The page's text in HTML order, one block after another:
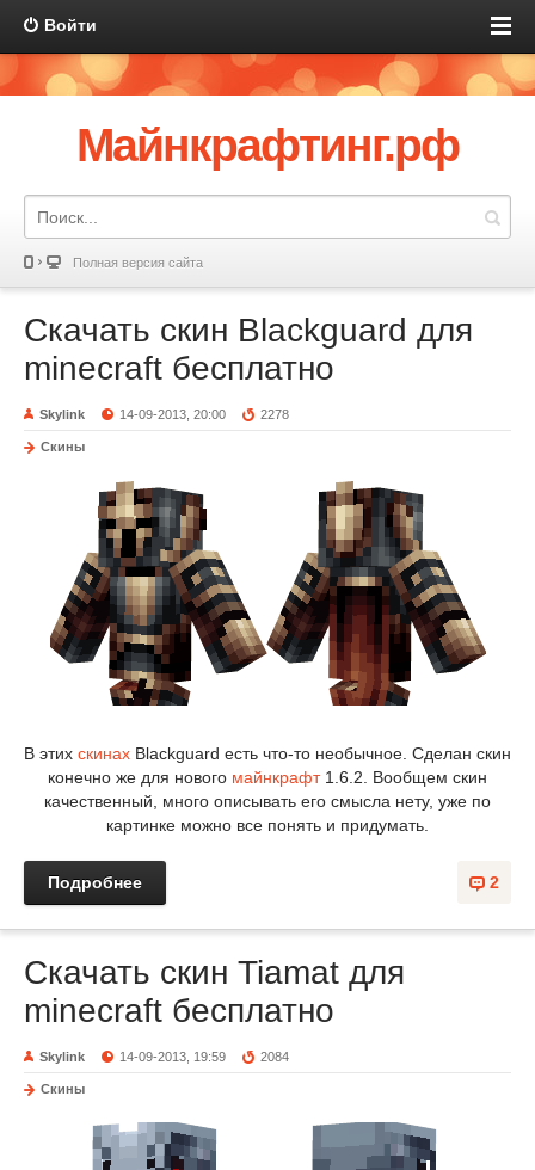
Войти
Майнкрафтинг.рф
Полная версия сайта
Скачать скин Blackguard для
minecraft бесплатно
Skylink 14-09-2013, 20:00 2278
Скины
В этих скинах Blackguard есть что-то необычное. Сделан скин
конечно же для нового майнкрафт1.6.2. Вообщем скин
качественный, много описывать его смысла нету, уже по
картинке можно все понять и придумать.
2
Подробнее
Скачать скин Tiamat для
minecraft бесплатно
Skylink 14-09-2013, 19:59 2084
Скины